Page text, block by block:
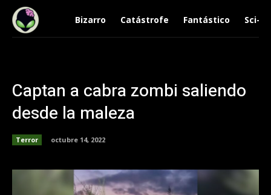
Bizarro Catástrofe Fantástico Sci-Fi
Captan a cabra zombi saliendo
desde la maleza
Terror octubre 14, 2022